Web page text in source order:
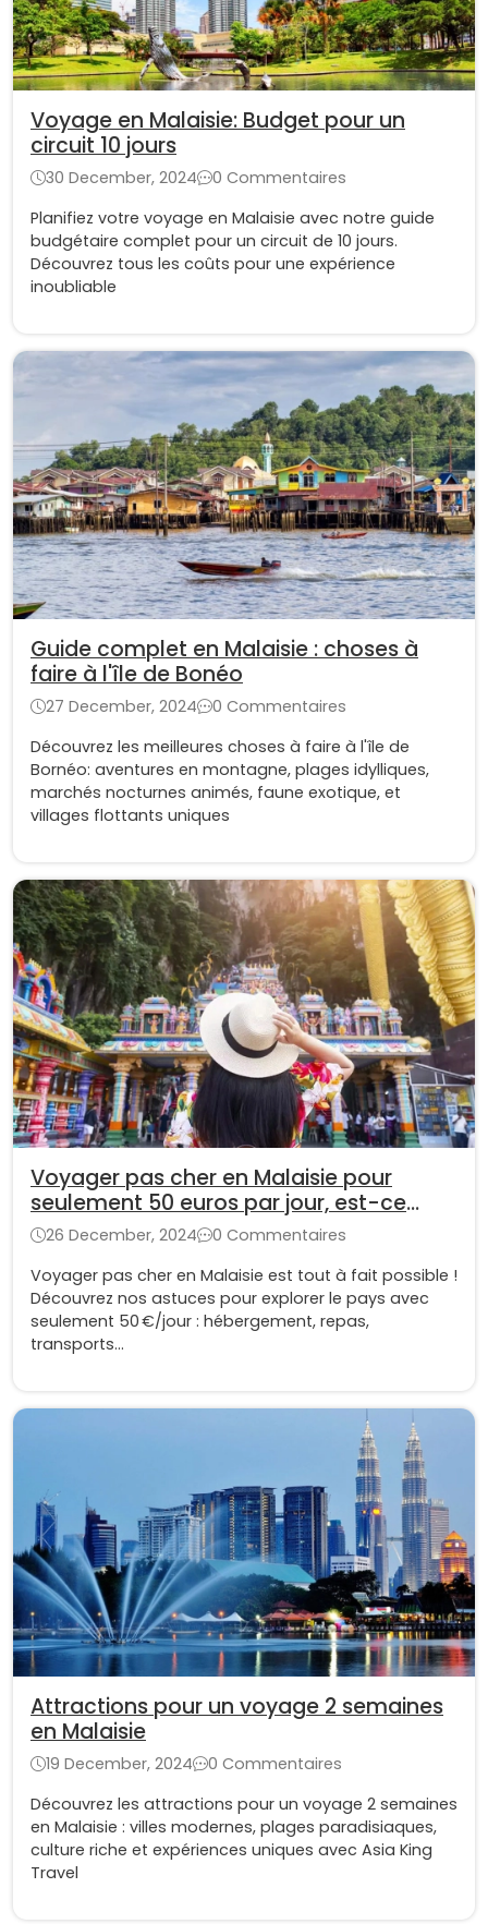
Voyage en Malaisie: Budget pour un
circuit 10 jours
30 December, 2024
0 Commentaires
Planifiez votre voyage en Malaisie avec notre guide
budgétaire complet pour un circuit de 10 jours.
Découvrez tous les coûts pour une expérience
inoubliable
Guide complet en Malaisie : choses à
faire à l'île de Bonéo
27 December, 2024
0 Commentaires
Découvrez les meilleures choses à faire à l'île de
Bornéo: aventures en montagne, plages idylliques,
marchés nocturnes animés, faune exotique, et
villages flottants uniques
Voyager pas cher en Malaisie pour
seulement 50 euros par jour, est-ce
possible ?
26 December, 2024
0 Commentaires
Voyager pas cher en Malaisie est tout à fait possible !
Découvrez nos astuces pour explorer le pays avec
seulement 50 €/jour : hébergement, repas,
transports…
Attractions pour un voyage 2 semaines
en Malaisie
19 December, 2024
0 Commentaires
Découvrez les attractions pour un voyage 2 semaines
en Malaisie : villes modernes, plages paradisiaques,
culture riche et expériences uniques avec Asia King
Travel